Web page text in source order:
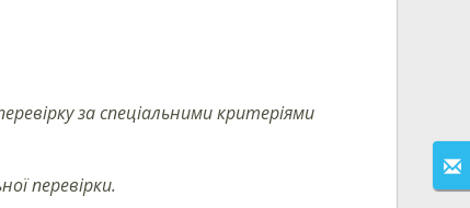
за спеціальними критеріями
перевірки.